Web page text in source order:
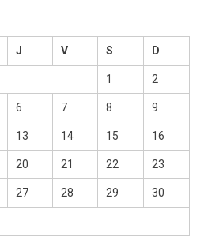
J V S D
1 2
6 7 8 9
13 14 15 16
20 21 22 23
27 28 29 30